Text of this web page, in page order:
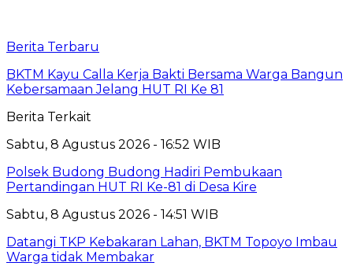
Berita Terbaru
BKTM Kayu Calla Kerja Bakti Bersama Warga Bangun
Kebersamaan Jelang HUT RI Ke 81
Berita Terkait
Sabtu, 8 Agustus 2026 - 16:52 WIB
Polsek Budong Budong Hadiri Pembukaan
Pertandingan HUT RI Ke-81 di Desa Kire
Sabtu, 8 Agustus 2026 - 14:51 WIB
Datangi TKP Kebakaran Lahan, BKTM Topoyo Imbau
Warga tidak Membakar